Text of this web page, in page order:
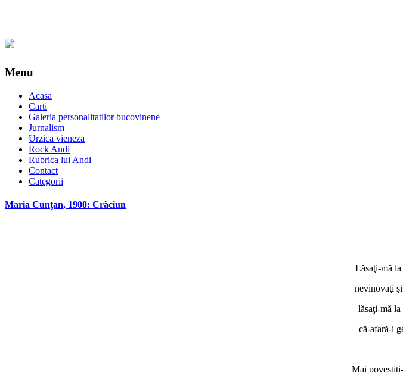
Menu
Acasa
Carti
Galeria personalitatilor bucovinene
Jurnalism
Urzica vieneza
Rock Andi
Rubrica lui Andi
Contact
Categorii
Maria Cunţan, 1900: Crăciun
Lăsaţi-mă
nevinovaţi
lăsaţi-mă
că-afară-i
Mai